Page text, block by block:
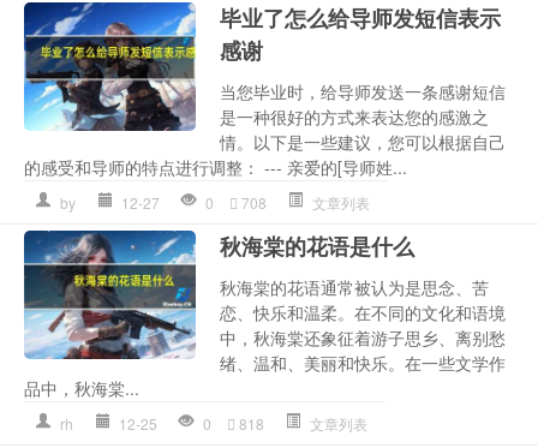
毕业了怎么给导师发短信表示
感谢
当您毕业时，给导师发送一条感谢短信
是一种很好的方式来表达您的感激之
情。以下是一些建议，您可以根据自己
的感受和导师的特点进行调整： --- 亲爱的[导师姓...
by 12-27 0 708 文章列表
秋海棠的花语是什么
秋海棠的花语通常被认为是思念、苦
恋、快乐和温柔。在不同的文化和语境
中，秋海棠还象征着游子思乡、离别愁
绪、温和、美丽和快乐。在一些文学作
品中，秋海棠...
rh 12-25 0 818 文章列表